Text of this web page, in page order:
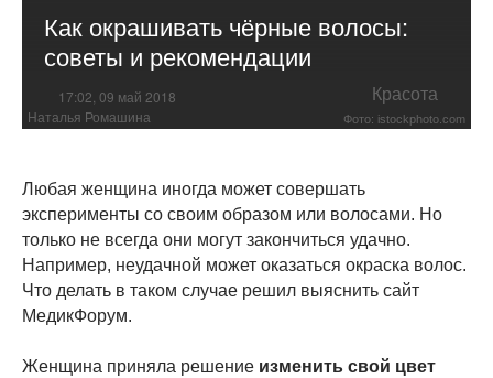
Как окрашивать чёрные волосы:
советы и рекомендации
17:02, 09 май 2018 Красота
Наталья Ромашина Фото: istockphoto.com
Любая женщина иногда может совершать
эксперименты со своим образом или волосами. Но
только не всегда они могут закончиться удачно.
Например, неудачной может оказаться окраска волос.
Что делать в таком случае решил выяснить сайт
МедикФорум.
Женщина приняла решение изменить свой цвет